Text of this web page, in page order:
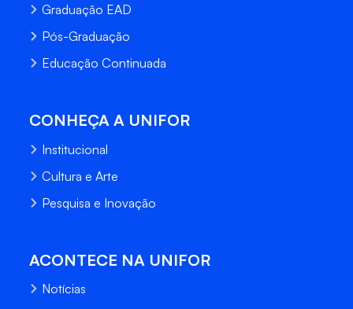
Graduação EAD
Pós-Graduação
Educação Continuada
CONHEÇA A UNIFOR
Institucional
Cultura e Arte
Pesquisa e Inovação
ACONTECE NA UNIFOR
Notícias